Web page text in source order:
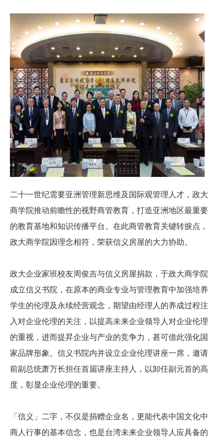
二十一世纪需要亚洲管理新思维及国际观管理人才，政大
商学院推动前瞻性的视野商管教育，打造亚洲地区最重要
的教育基地和知识传播平台。在此商管教育关键转捩点，
政大商学院因理念相符，荣获信义房屋的大力协助。
政大企业家班校友周俊吉与信义房屋捐款，于政大商学院
成立信义书院，在原本的商业专业与管理教育中加强培养
学生的伦理及永续经营观念，期望由经理人的养成过程注
入对企业伦理的关注，以提高未来企业领导人对企业伦理
的重视，进而提昇企业与产业的竞争力，甚可借此强化国
家品牌形象。信义书院内并设立企业伦理讲座一席，邀请
前副总统萧万长担任首届讲座主持人，以卸任副元首的高
度，彰显企业伦理的重要。
「信义」二字，不仅是捐赠企业名，更能代表中国文化中
商人行事的基本信念，也是台湾未来企业领导人应具备的